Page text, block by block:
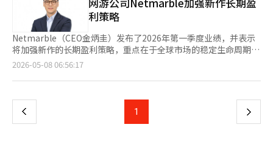
利策略
Netmarble（CEO金炳圭）发布了2026年第一季度业绩，并表示
将加强新作的长期盈利策略，重点在于全球市场的稳定生命周期
（PLC），而非短期收入最大化。 Netmarble在2026年第一季度
2109亿韩元。与去年同期相比，收入增长4.5%，营业利润增长
163%。 第一季度的业绩主要受到新作效果的限制。《石器时代：
养成》和《七大罪：起源》于3月发布，尽管销售反映时间较短，
2026-05-08 06:56:17
上
页
1 下